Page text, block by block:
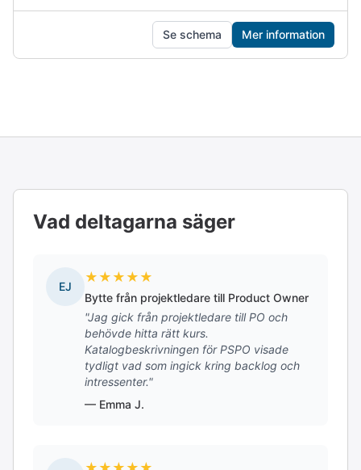
du utforskar de olika förhållningssätt som krävs för att
leda produktarbete i komplexa miljöer.
Se schema Mer information
Vad deltagarna säger
EJ
★ ★ ★ ★ ★
Bytte från projektledare till Product Owner
"Jag gick från projektledare till PO och
behövde hitta rätt kurs.
Katalogbeskrivningen för PSPO visade
tydligt vad som ingick kring backlog och
intressenter."
— Emma J.